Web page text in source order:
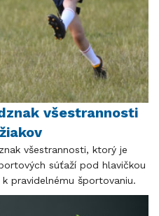
všestrannosti
všestrannosti, ktorý je
súťaží pod hlavičkou
pravidelnému športovaniu.